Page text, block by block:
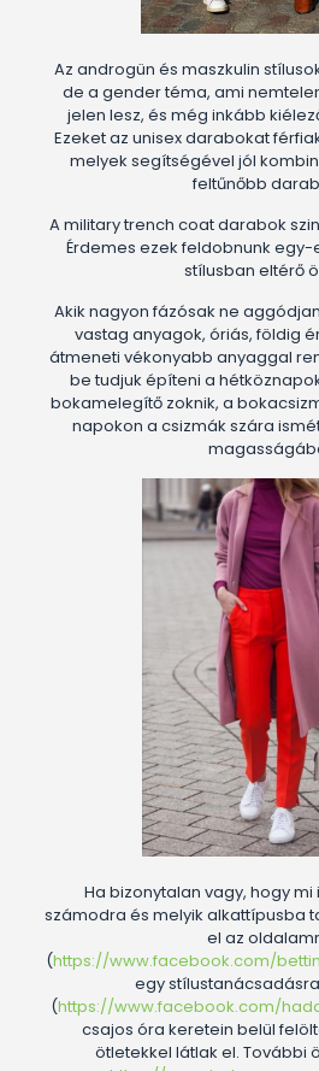
Az androgün és maszkulin
de a gender téma, ami
jelen lesz, és még inkább
Ezeket az unisex darabokat
melyek segítségével jól
feltűnőbb
A military trench coat darabok
Érdemes ezek feldobnunk
stílusban eltérő
Akik nagyon fázósak ne
vastag anyagok, óriás, földig
átmeneti vékonyabb anyaggal
be tudjuk építeni a
bokamelegítő zoknik, a
napokon a csizmák szára
Ha bizonytalan vagy, hogy mi
számodra és melyik alkattípusba
el az
(https://www.facebook.com/
egy
(https://www.facebook.com/
csajos óra keretein belül
ötletekkel látlak el. További